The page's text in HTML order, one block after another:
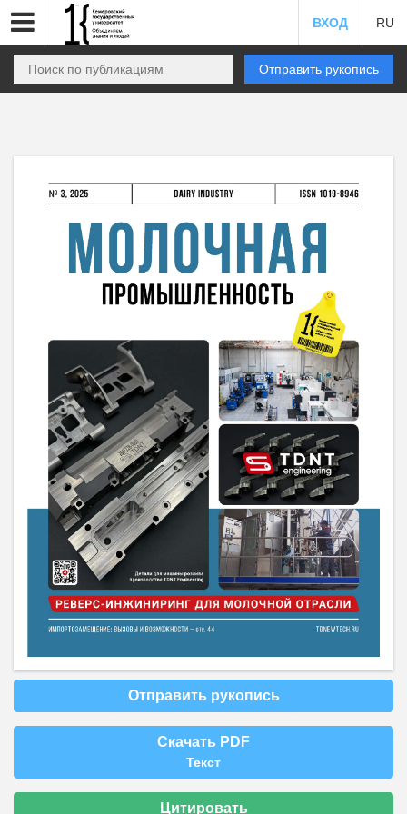
ВХОД RU
Отправить рукопись
Отправить рукопись
Скачать PDF
Текст
Цитировать